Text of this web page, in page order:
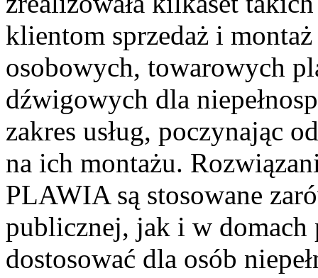
klientom sprzedaż i
osobowych, towarowych
dźwigowych dla
zakres usług, poczynając
na ich montażu.
PLAWIA są stosowane
publicznej, jak i w
dostosować dla osób